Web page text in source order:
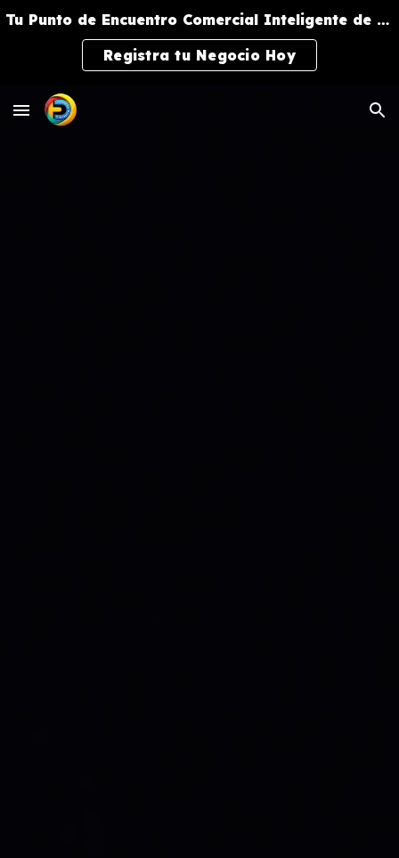
Skip to navigation
Tu Punto de Encuentro Comercial Inteligente de Negocios y Servicios
Registra tu Negocio Hoy